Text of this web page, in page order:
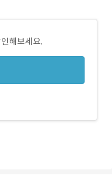
해보세요.